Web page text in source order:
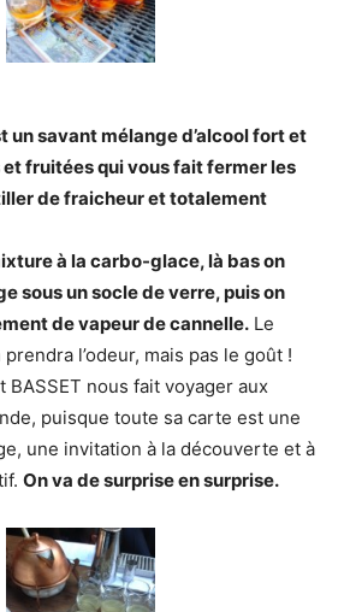
un savant mélange d’alcool fort et
fruitées qui vous fait fermer les
de fraicheur et totalement
à la carbo-glace, là bas on
sous un socle de verre, puis on
de vapeur de cannelle. Le
l’odeur, mais pas le goût !
BASSET nous fait voyager aux
puisque toute sa carte est une
une invitation à la découverte et à
On va de surprise en surprise.